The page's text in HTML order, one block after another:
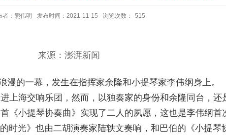
者：熊伟明 发布时间：2021-11-15 浏览次数： 515
来源：澎湃新闻
漫的一幕，发生在指挥家余隆和小提琴家李伟纲身上。
上海交响乐团，然而，以独奏家的身份和余隆同台，还
《小提琴协奏曲》实现了二人的夙愿，这也是李伟纲首
时光》也由二胡演奏家陆轶文奏响，和巴伯的《小提琴